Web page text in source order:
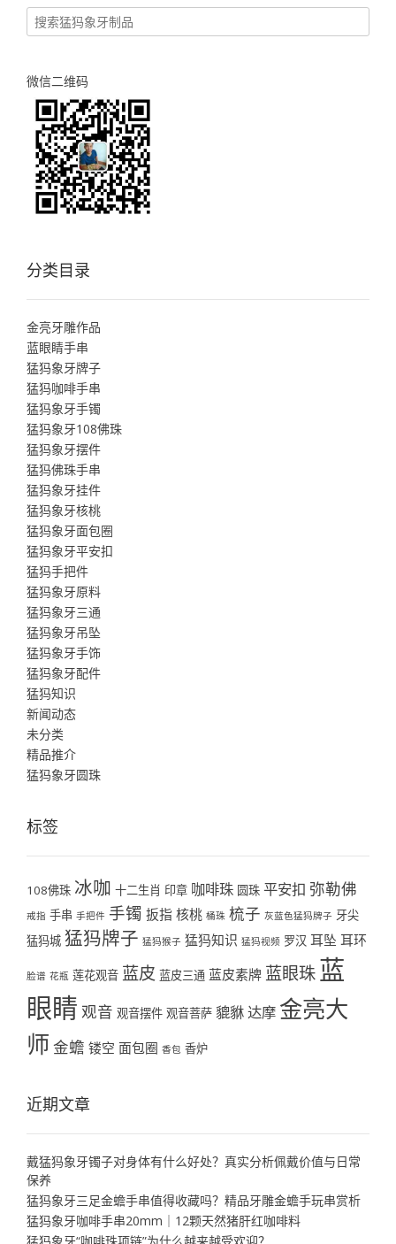
微信二维码
分类目录
金亮牙雕作品
蓝眼睛手串
猛犸象牙牌子
猛犸咖啡手串
猛犸象牙手镯
猛犸象牙108佛珠
猛犸象牙摆件
猛犸佛珠手串
猛犸象牙挂件
猛犸象牙核桃
猛犸象牙面包圈
猛犸象牙平安扣
猛犸手把件
猛犸象牙原料
猛犸象牙三通
猛犸象牙吊坠
猛犸象牙手饰
猛犸象牙配件
猛犸知识
新闻动态
未分类
精品推介
猛犸象牙圆珠
标签
108佛珠 冰咖 十二生肖 印章 咖啡珠 圆珠 平安扣 弥勒佛
戒指 手串 手把件 手镯 扳指 核桃 桶珠 梳子 灰蓝色猛犸牌子 牙尖
猛犸城 猛犸牌子 猛犸猴子 猛犸知识 猛犸视频 罗汉 耳坠 耳环
脸谱 花瓶 莲花观音 蓝皮 蓝皮三通 蓝皮素牌 蓝眼珠蓝
眼睛 观音 观音摆件 观音菩萨 貔貅达摩 金亮大
师 金蟾 镂空 面包圈 香包 香炉
近期文章
戴猛犸象牙镯子对身体有什么好处？真实分析佩戴价值与日常
保养
猛犸象牙三足金蟾手串值得收藏吗？精品牙雕金蟾手玩串赏析
猛犸象牙咖啡手串20mm｜12颗天然猪肝红咖啡料